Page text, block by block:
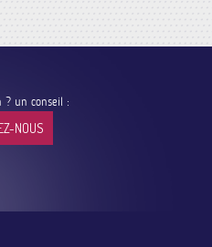
? un conseil :
NOUS